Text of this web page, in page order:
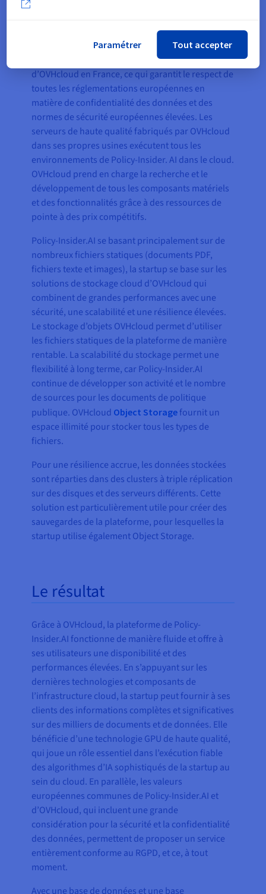
La plateforme Policy-Insider.AI fonctionne
datacenters
d’OVHcloud en France, ce qui garantit le respect de
toutes les réglementations européennes en
matière de confidentialité des données et des
normes de sécurité européennes élevées. Les
serveurs de haute qualité fabriqués par OVHcloud
dans ses propres usines exécutent tous les
environnements de Policy-Insider. AI dans le cloud.
OVHcloud prend en charge la recherche et le
développement de tous les composants matériels
et des fonctionnalités grâce à des ressources de
pointe à des prix compétitifs.
Policy-Insider.AI se basant principalement sur de
nombreux fichiers statiques (documents PDF,
fichiers texte et images), la startup se base sur les
solutions de stockage cloud d’OVHcloud qui
combinent de grandes performances avec une
sécurité, une scalabilité et une résilience élevées.
Le stockage d’objets OVHcloud permet d’utiliser
les fichiers statiques de la plateforme de manière
rentable. La scalabilité du stockage permet une
flexibilité à long terme, car Policy-Insider.AI
continue de développer son activité et le nombre
de sources pour les documents de politique
publique. OVHcloud Object Storagefournit un
espace illimité pour stocker tous les types de
fichiers.
Pour une résilience accrue, les données stockées
sont réparties dans des clusters à triple réplication
sur des disques et des serveurs différents. Cette
solution est particulièrement utile pour créer des
sauvegardes de la plateforme, pour lesquelles la
startup utilise également Object Storage.
Le résultat
Grâce à OVHcloud, la plateforme de Policy-
Insider.AI fonctionne de manière fluide et offre à
ses utilisateurs une disponibilité et des
performances élevées. En s’appuyant sur les
dernières technologies et composants de
l’infrastructure cloud, la startup peut fournir à ses
clients des informations complètes et significatives
sur des milliers de documents et de données. Elle
bénéficie d’une technologie GPU de haute qualité,
qui joue un rôle essentiel dans l’exécution fiable
des algorithmes d’IA sophistiqués de la startup au
sein du cloud. En parallèle, les valeurs
européennes communes de Policy-Insider.AI et
d’OVHcloud, qui incluent une grande
considération pour la sécurité et la confidentialité
des données, permettent de proposer un service
entièrement conforme au RGPD, et ce, à tout
moment.
Avec une base de données et une base
Paramétrer Tout accepter